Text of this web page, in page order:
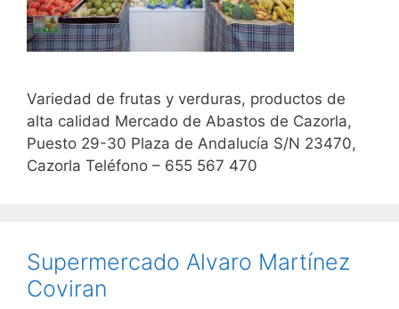
Variedad de frutas y verduras, productos de
alta calidad Mercado de Abastos de Cazorla,
Puesto 29-30 Plaza de Andalucía S/N 23470,
Cazorla Teléfono – 655 567 470
Supermercado Alvaro Martínez
Coviran